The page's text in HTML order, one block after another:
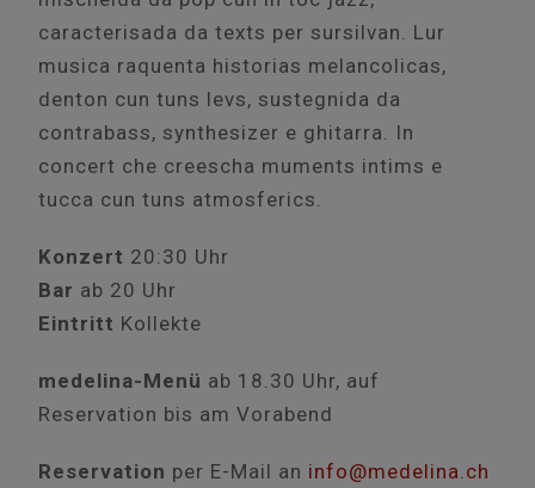
caracterisada da texts per sursilvan. Lur
musica raquenta historias melancolicas,
denton cun tuns levs, sustegnida da
contrabass, synthesizer e ghitarra. In
concert che creescha muments intims e
tucca cun tuns atmosferics.
Konzert 20:30 Uhr
Bar ab 20 Uhr
Eintritt Kollekte
medelina-Menü ab 18.30 Uhr, auf
Reservation bis am Vorabend
Reservation per E-Mail an info@medelina.ch